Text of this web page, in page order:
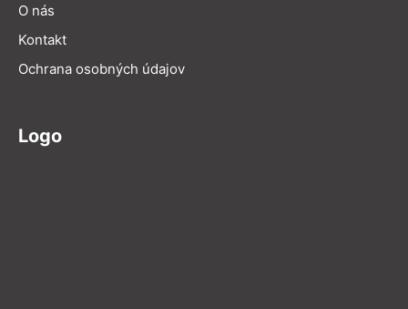
O nás
Kontakt
Ochrana osobných údajov
Logo